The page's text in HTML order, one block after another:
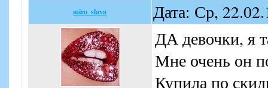
miro_slava Дата: Ср,
ДА девочки, я
Мне очень он
Купила по